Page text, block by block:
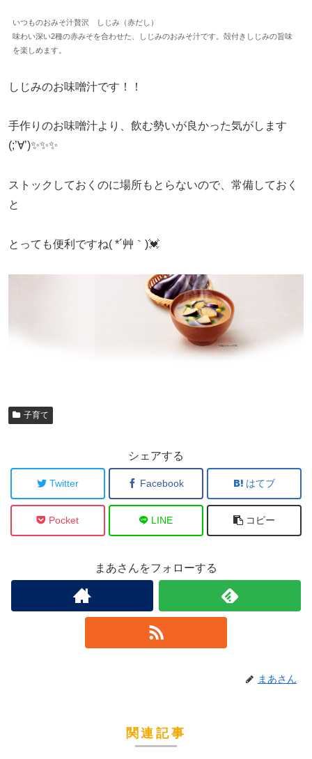
いつものおみそ汁贅沢 しじみ（赤だし）
味わい深い2種の赤みそを合わせた、しじみのおみそ汁です。殻付きしじみの旨味
を楽しめます。
しじみのお味噌汁です！！
手作りのお味噌汁より、飲む勢いが良かった気がします
(;’∀’)✨✨✨
ストックしておくのに場所もとらないので、常備しておく
と
とっても便利ですね( *´艸｀)💓
子育て
シェアする
Twitter Facebook はてブ
Pocket LINE コピー
まあさんをフォローする
まあさん
関連記事